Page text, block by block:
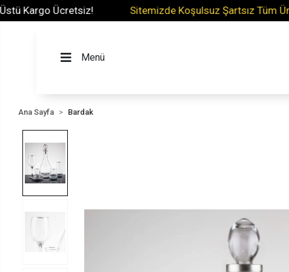
Ücretsiz! Sitemizde Koşulsuz Şartsız Tüm
Menü
Ana Sayfa Bardak